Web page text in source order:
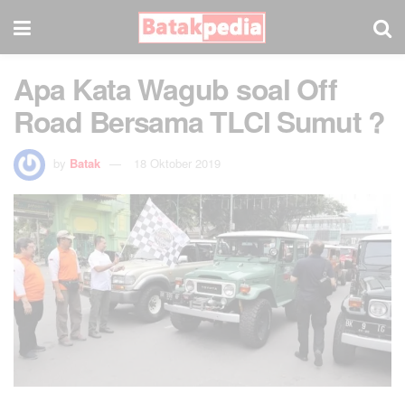
Apa Kata Wagub soal Off
Road Bersama TLCI Sumut ?
by Batak 18 Oktober 2019